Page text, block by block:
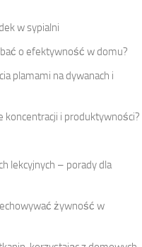
w sypialni
o efektywność w domu?
plamami na dywanach i
koncentracji i produktywności?
lekcyjnych – porady dla
żywność w